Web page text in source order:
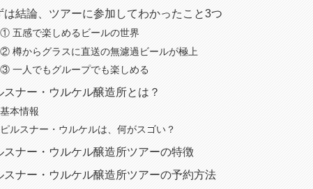
は結論、ツアーに参加してわかったこと3つ
① 五感で楽しめるビールの世界
② 樽からグラスに直送の無濾過ビールが極上
③ 一人でもグループでも楽しめる
スナー・ウルケル醸造所とは？
基本情報
ピルスナー・ウルケルは、何がスゴい？
スナー・ウルケル醸造所ツアーの特徴
スナー・ウルケル醸造所ツアーの予約方法